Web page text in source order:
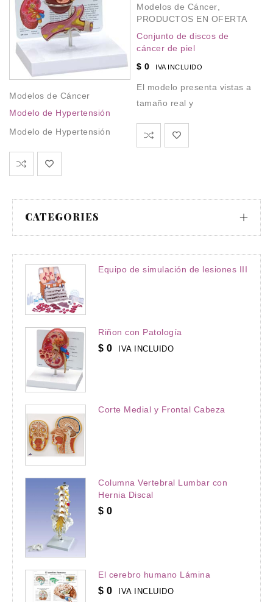
CATEGORIES
Equipo de simulación de lesiones III
Riñon con Patología
$ 0 IVA INCLUIDO
Corte Medial y Frontal Cabeza
Columna Vertebral Lumbar con
Hernia Discal
$ 0
El cerebro humano Lámina
$ 0 IVA INCLUIDO
Modelos de Cáncer
Modelo de Hypertensión
Modelo de Hypertensión
Modelos de Cáncer,
PRODUCTOS EN OFERTA
Conjunto de discos de
cáncer de piel
$ 0 IVA INCLUIDO
El modelo presenta vistas a
tamaño real y